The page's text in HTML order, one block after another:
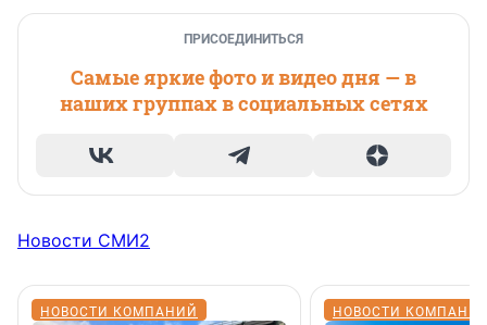
ПРИСОЕДИНИТЬСЯ
Самые яркие фото и видео дня — в
наших группах в социальных сетях
Новости СМИ2
НОВОСТИ КОМПАНИЙ НОВОСТИ